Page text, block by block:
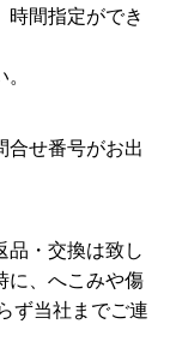
時間指定ができ
合せ番号がお出
品・交換は致し
に、へこみや傷
ず当社までご連